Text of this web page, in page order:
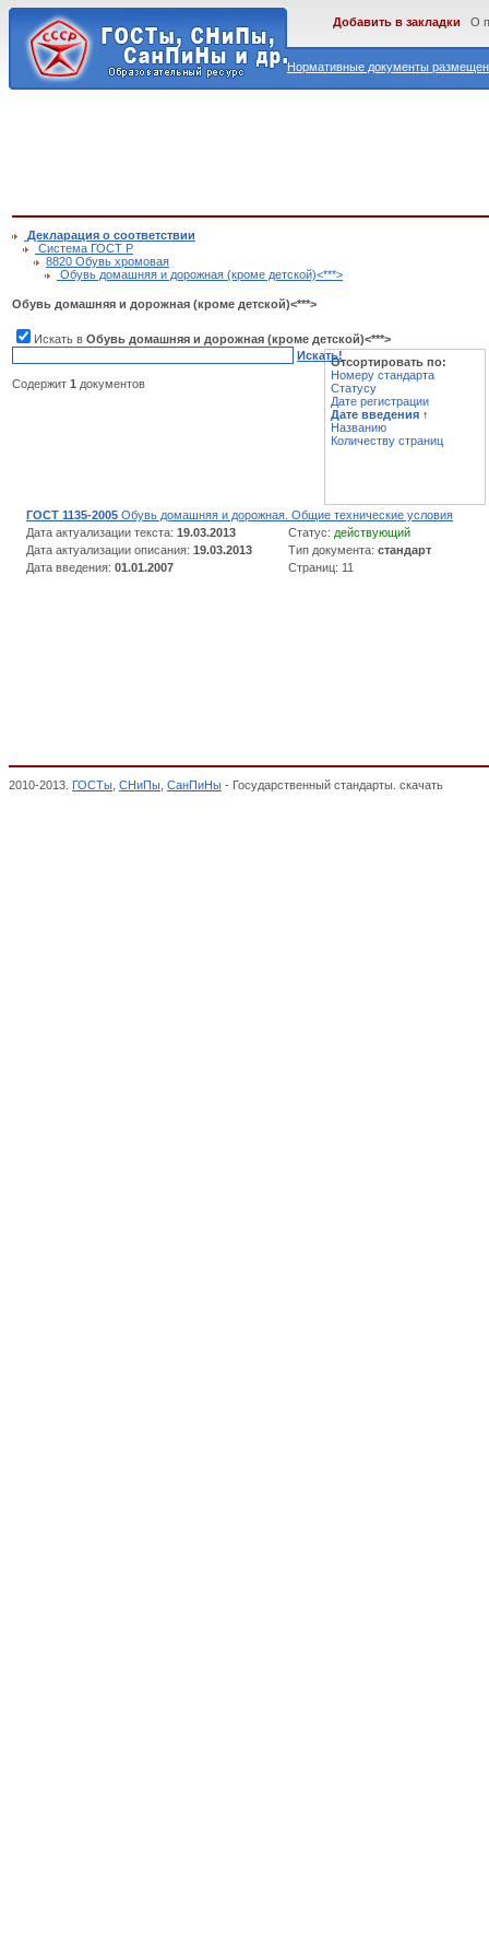
Нормативные документы
Добавить в закладки О
Декларация о соответствии
Cистема ГОСТ Р
8820 Обувь хромовая
Обувь домашняя и дорожная (кроме детской)<***>
Обувь домашняя и дорожная (кроме детской)<***>
Искать в Обувь домашняя и дорожная (кроме детской)<***>
Искать!
Содержит 1 документов
Отсортировать по:
Номеру стандарта
Статусу
Дате регистрации
Дате введения ↑
Названию
Количеству страниц
ГОСТ 1135-2005 Обувь домашняя и дорожная. Общие технические условия
Дата актуализации текста: 19.03.2013 Статус: действующий
Дата актуализации описания: 19.03.2013 Тип документа: стандарт
Дата введения: 01.01.2007 Страниц: 11
2010-2013. ГОСТы СНиПы СанПиНы - Государственный стандарты. скачать